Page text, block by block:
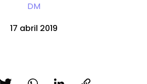
DM
17 abril 2019